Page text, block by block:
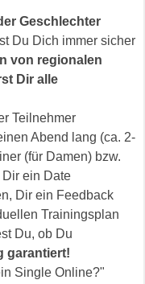
Geschlechter
Du Dich immer sicher
von regionalen
Dir alle
Teilnehmer
Abend lang (ca. 2-
(für Damen) bzw.
Dir ein Date
Dir ein Feedback
Trainingsplan
Du, ob Du
garantiert!
Single Online?"